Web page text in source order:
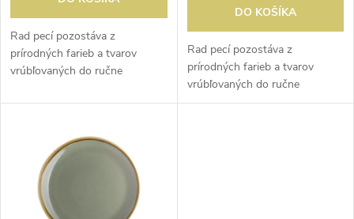
d
u
k
u
k
Rad pecí pozostáva z
prírodných farieb a tvarov
vrúbľovaných do ručne
Umelecké kúzlo tejto kolekcie a
jedinečný povrch....
DO KOŠÍKA
Rad pecí pozostáva z
prírodných farieb a tvarov
vrúbľovaných do ručne
vyrábaného porcelánu.